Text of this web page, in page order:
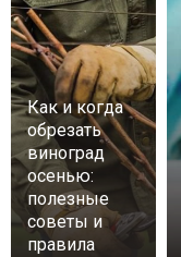
Как и когда
обрезать
виноград
осенью:
полезные
советы и
правила